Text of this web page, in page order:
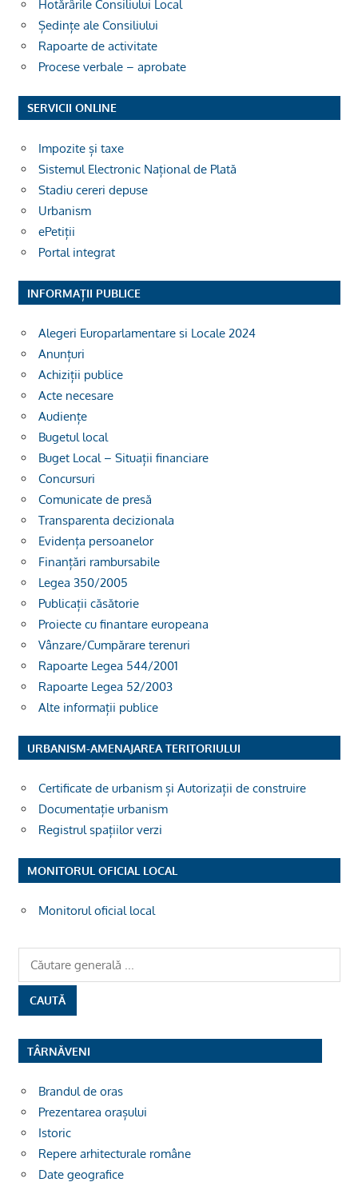
Hotărârile Consiliului Local
Ședințe ale Consiliului
Rapoarte de activitate
Procese verbale – aprobate
SERVICII ONLINE
Impozite și taxe
Sistemul Electronic Național de Plată
Stadiu cereri depuse
Urbanism
ePetiții
Portal integrat
INFORMAȚII PUBLICE
Alegeri Europarlamentare si Locale 2024
Anunțuri
Achiziții publice
Acte necesare
Audiențe
Bugetul local
Buget Local – Situații financiare
Concursuri
Comunicate de presă
Transparenta decizionala
Evidența persoanelor
Finanțări rambursabile
Legea 350/2005
Publicații căsătorie
Proiecte cu finantare europeana
Vânzare/Cumpărare terenuri
Rapoarte Legea 544/2001
Rapoarte Legea 52/2003
Alte informații publice
URBANISM-AMENAJAREA TERITORIULUI
Certificate de urbanism și Autorizații de construire
Documentație urbanism
Registrul spațiilor verzi
MONITORUL OFICIAL LOCAL
Monitorul oficial local
TÂRNĂVENI
Brandul de oras
Prezentarea orașului
Istoric
Repere arhitecturale române
Date geografice